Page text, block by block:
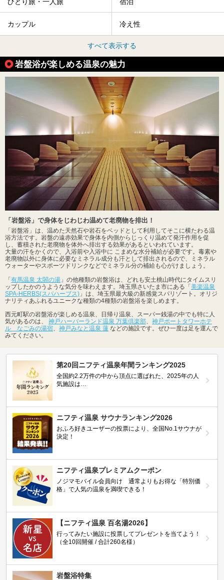
カップル 冷え性
すべて表示する
岩盤浴が楽しめる温泉の魅力
「岩盤浴」で身体をじわじわ温めて老廃物を排出！
「岩盤浴」は、温めた天然石や岩石をベッドとして利用してそこに横たわる温
浴方法です。岩盤の遠赤効果で身体を内側からじっくり温めて発汗作用を促
し、蓄積された老廃物を体外へ排出する効果があるといわれています。
大量の汗をかくので、入浴前や入浴中に こまめな水分補給が必要です。毒素や
老廃物以外に身体に必要なミネラル成分も汗として排出されるので、ミネラル
ウォーターやスポーツドリンクなどでミネラル分の補給も心がけましょう。
「 有馬温泉 太閤の湯 」の他種類の岩盤浴は、どれも安土桃山時代にタイムスリ
ップしたかのうような気分を味わえます。埼玉県さいたま市にある「 美楽温泉
SPA-HERBS(スパハーブス) 」は、埼玉県最大級の新感覚スパリゾート。オリジ
ナリティあふれるユニークな種類の4種類の岩盤浴を楽しめます。
西元町駅の岩盤浴が楽しめる温泉、日帰り温泉、スーパー銭湯の中でも特に人
気があるのは、 神戸ハーバーランド温泉 万葉倶楽部、 神戸ポートタワーホテ
ル なごみの湯宿、 神戸みなと温泉 蓮 などの施設です。ぜひ一度は足を運んで
みてください。
第20回ニフティ温泉年間ランキング2025
全国約2.2万件の中から頂点に選ばれた、2025年の人
気施設は…
ニフティ温泉 サウナランキング2026
おふろ好きユーザーの投票により、全国No.1サウナが
決定！
ニフティ温泉プレミアムクーポン
ノジマモバイル会員向け 通常よりもお得な「特別価
格」で人気の温泉を満喫できる！
【ニフティ温泉 百名湯2026】
行ってみたい施設に投票してプレゼントを当てよう！
（全10回開催 / 合計260名様）
岩盤浴特集